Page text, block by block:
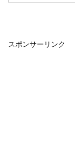
スポンサーリンク